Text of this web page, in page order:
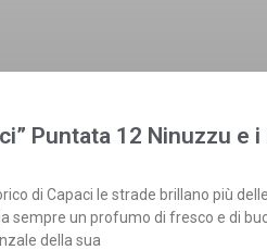
Puntata 12 Ninuzzu
di Capaci le strade brillano più
sempre un profumo di fresco e di
della sua